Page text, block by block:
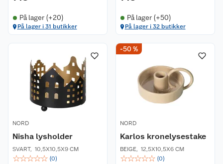
På lager (+20)
På lager i 31 butikker
På lager (+50)
På lager i 32 butikker
NORD
Nisha lysholder
SVART, 10,5X10,5X9 CM
☆☆☆☆☆ (0)
-50 %
NORD
Karlos kronelysestake
BEIGE, 12,5X10,5X6 CM
☆☆☆☆☆ (0)